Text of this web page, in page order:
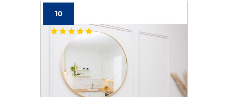
10